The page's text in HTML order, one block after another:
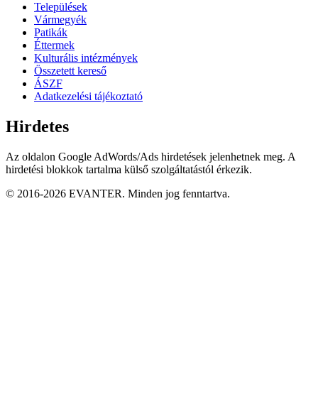
Települések
Vármegyék
Patikák
Éttermek
Kulturális intézmények
Összetett kereső
ÁSZF
Adatkezelési tájékoztató
Hirdetes
Az oldalon Google AdWords/Ads hirdetések jelenhetnek meg. A
hirdetési blokkok tartalma külső szolgáltatástól érkezik.
© 2016-2026 EVANTER. Minden jog fenntartva.